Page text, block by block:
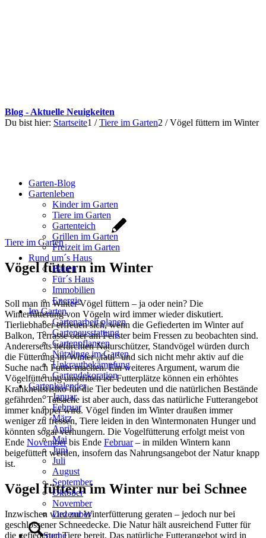
Garten-Blog
Gartenleben
Kinder im Garten
Tiere im Garten
Gartenteich
Grillen im Garten
Freizeit im Garten
Rund um´s Haus
Bauen
Für´s Haus
Immobilien
Energie
Im Garten
Gartenarbeit planen
Gartenausstattung
Gartenpflanzen
Nützlinge im Garten
Unkrautbekämpfung
Gartendekoration
Gartenkalender
Januar
Februar
März
April
Mai
Juni
Juli
August
September
Oktober
November
Dezember
Suche
Blog - Aktuelle Neuigkeiten
Du bist hier: Startseite1 / Tiere im Garten2 / Vögel füttern im Winter
Tiere im Garten
Vögel füttern im Winter
Soll man im Winter Vögel füttern – ja oder nein? Die
Winterfütterung von Vögeln wird immer wieder diskutiert.
Tierliebhaber erfreuen sich, wenn die Gefiederten im Winter auf
Balkon, Terrasse oder am Fenster beim Fressen zu beobachten sind.
Andererseits befürchten Naturschützer, Standvögel würden durch
die Fütterung im Winter „faul“ und sich nicht mehr aktiv auf die
Suche nach Futter machen. Ein weiteres Argument, warum die
Vögelfütterung umstritten ist: Futterplätze können ein erhöhtes
Krankheitsrisiko für die Tier bedeuten und die natürlichen Bestände
gefährden. Tatsache ist aber auch, dass das natürliche Futterangebot
immer knapper wird. Vögel finden im Winter draußen immer
weniger zu fressen, Tiere leiden in den Wintermonaten Hunger und
könnten sogar verhungern. Die Vogelfütterung erfolgt meist von
Ende Novemberbis Ende Februar– in milden Wintern kann
beigefüttert werden, insofern das Nahrungsangebot der Natur knapp
ist.
Vögel füttern im Winter nur bei Schnee
Inzwischen wird zur Winterfütterung geraten – jedoch nur bei
geschlossener Schneedecke. Die Natur hält ausreichend Futter für
die gefiederten Tiere bereit. Das natürliche Futterangebot wird in